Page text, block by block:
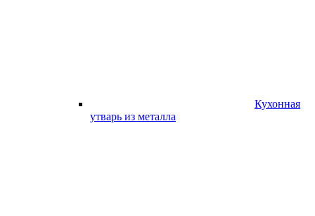
Кухонная
утварь из металла